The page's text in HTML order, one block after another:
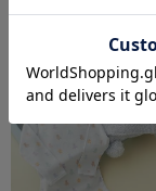
HOKA ONEONE
ホカ オネオネ